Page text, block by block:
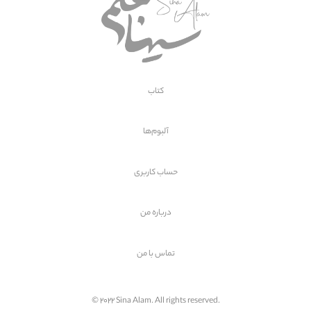
کتاب
آلبوم‌ها
حساب کاربری
درباره من
تماس بامن
© 2022 Sina Alam. All rights reserved.